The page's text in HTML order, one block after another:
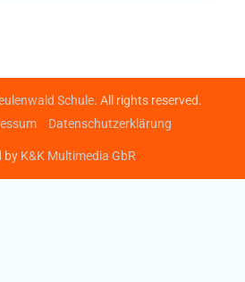
Schule. All rights reserved.
Datenschutzerklärung
by K&K Multimedia GbR